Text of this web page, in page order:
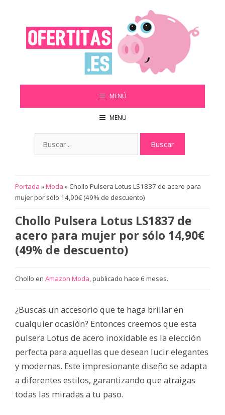
contenido
MENÚ
MENU
Portada »Moda » Chollo Pulsera Lotus LS1837 de acero para
mujer por sólo 14,90€ (49% de descuento)
Chollo Pulsera Lotus LS1837 de
acero para mujer por sólo 14,90€
(49% de descuento)
Chollo en Amazon Moda, publicado hace 6 meses.
¿Buscas un accesorio que te haga brillar en
cualquier ocasión? Entonces creemos que esta
pulsera Lotus de acero inoxidable es la elección
perfecta para aquellas que desean lucir elegantes
y modernas. Este impresionante diseño se adapta
a diferentes estilos, garantizando que atraigas
todas las miradas a tu paso.